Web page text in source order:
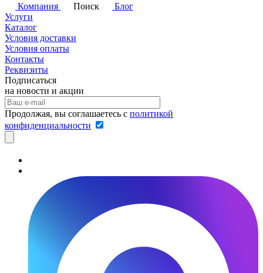
Компания
Поиск
Блог
Услуги
Каталог
Условия доставки
Условия оплаты
Контакты
Реквизиты
Подписаться
на новости и акции
Продолжая, вы соглашаетесь с политикой
конфиденциальности